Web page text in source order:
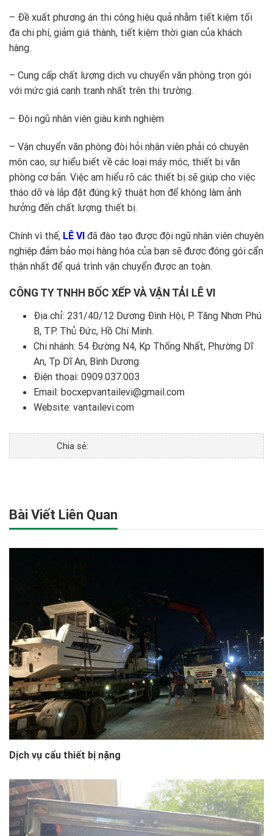
– Đề xuất phương án thi công hiệu quả nhằm tiết kiệm tối
đa chi phí, giảm giá thành, tiết kiệm thời gian của khách
hàng.
– Cung cấp chất lượng dịch vụ chuyển văn phòng trọn gói
với mức giá cạnh tranh nhất trên thị trường.
– Đội ngũ nhân viên giàu kinh nghiệm
– Vận chuyển văn phòng đòi hỏi nhân viên phải có chuyên
môn cao, sự hiểu biết về các loại máy móc, thiết bị văn
phòng cơ bản. Việc am hiểu rõ các thiết bị sẽ giúp cho việc
tháo dỡ và lắp đặt đúng kỹ thuật hơn để không làm ảnh
hưởng đến chất lượng thiết bị.
Chính vì thế, LÊ VI đã đào tạo được đội ngũ nhân viên chuyên
nghiệp đảm bảo mọi hàng hóa của bạn sẽ được đóng gói cẩn
thận nhất để quá trình vận chuyển được an toàn.
CÔNG TY TNHH BỐC XẾP VÀ VẬN TẢI LÊ VI
Địa chỉ: 231/40/12 Dương Đình Hội, P. Tăng Nhơn Phú
B, TP. Thủ Đức, Hồ Chí Minh.
Chi nhánh: 54 Đường N4, Kp Thống Nhất, Phường Dĩ
An, Tp Dĩ An, Bình Dương
Điện thoại: 0909.037.003
Email: bocxepvantailevi@gmail.com
Website: vantailevi.com
Chia sẻ:
Bài Viết Liên Quan
Dịch vụ cẩu thiết bị nặng